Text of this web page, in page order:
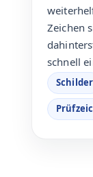
Zeichen
schnell
Schilder